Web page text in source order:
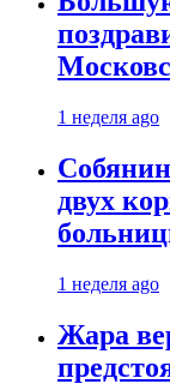
1 неделя ago
двух
1 неделя ago
Жара